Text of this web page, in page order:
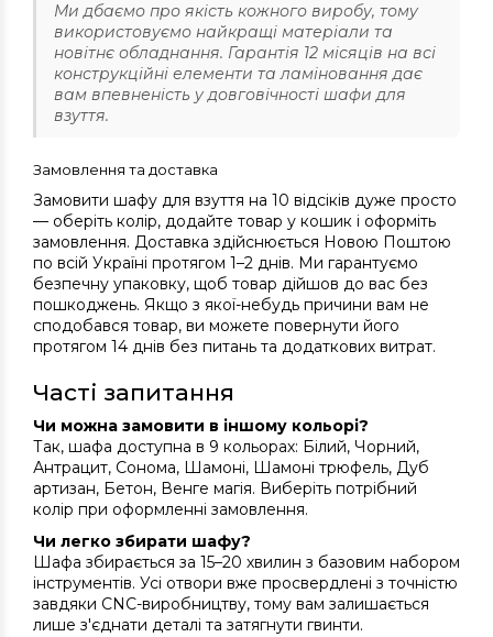
Ми дбаємо про якість кожного виробу, тому
використовуємо найкращі матеріали та
новітнє обладнання. Гарантія 12 місяців на всі
конструкційні елементи та ламіновання дає
вам впевненість у довговічності шафи для
взуття.
Замовлення та доставка
Замовити шафу для взуття на 10 відсіків дуже просто
— оберіть колір, додайте товар у кошик і оформіть
замовлення. Доставка здійснюється Новою Поштою
по всій Україні протягом 1–2 днів. Ми гарантуємо
безпечну упаковку, щоб товар дійшов до вас без
пошкоджень. Якщо з якої-небудь причини вам не
сподобався товар, ви можете повернути його
протягом 14 днів без питань та додаткових витрат.
Часті запитання
Чи можна замовити в іншому кольорі?
Так, шафа доступна в 9 кольорах: Білий, Чорний,
Антрацит, Сонома, Шамоні, Шамоні трюфель, Дуб
артизан, Бетон, Венге магія. Виберіть потрібний
колір при оформленні замовлення.
Чи легко збирати шафу?
Шафа збирається за 15–20 хвилин з базовим набором
інструментів. Усі отвори вже просвердлені з точністю
завдяки CNC-виробництву, тому вам залишається
лише з'єднати деталі та затягнути гвинти.